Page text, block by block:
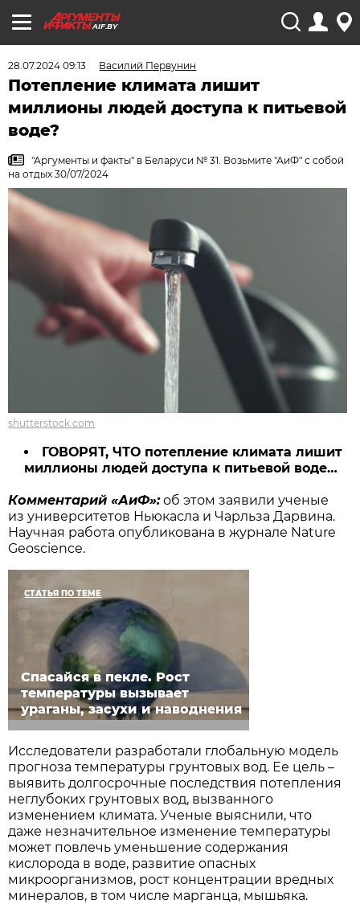
AIF.BY
28.07.2024 09:13 Василий Первунин
Потепление климата лишит
миллионы людей доступа к питьевой
воде?
"Аргументы и факты" в Беларуси № 31. Возьмите "АиФ" с собой
на отдых 30/07/2024
shutterstock.com
ГОВОРЯТ, ЧТО потепление климата лишит
миллионы людей доступа к питьевой воде…
Комментарий «АиФ»:об этом заявили ученые
из университетов Ньюкасла и Чарльза Дарвина.
Научная работа опубликована в журнале Nature
Geoscience.
СТАТЬЯ ПО ТЕМЕ
Спасайся в пекле. Рост
температуры вызывает
ураганы, засухи и наводнения
Исследователи разработали глобальную модель
прогноза температуры грунтовых вод. Ее цель –
выявить долгосрочные последствия потепления
неглубоких грунтовых вод, вызванного
изменением климата. Ученые выяснили, что
даже незначительное изменение температуры
может повлечь уменьшение содержания
кислорода в воде, развитие опасных
микроорганизмов, рост концентрации вредных
минералов, в том числе марганца, мышьяка.